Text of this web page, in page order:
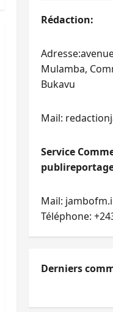
Rédaction:
Mulamba,
Bukavu
Mail:
Service
Mail:
Téléphone:
Derniers